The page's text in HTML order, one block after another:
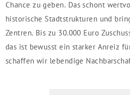
Chance zu geben. Das schont
historische Stadtstrukturen und
Zentren. Bis zu 30.000 Euro
das ist bewusst ein starker Anreiz
schaffen wir lebendige